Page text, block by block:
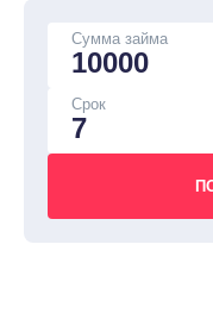
Сумма займа
Срок